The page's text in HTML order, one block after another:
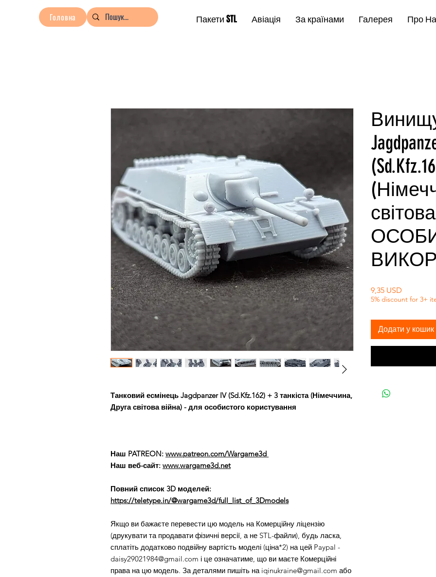
Головна Пакети STL Авіація За країнами Галерея Про
Танковий есмінець Jagdpanzer IV (Sd.Kfz.162) + 3 танкіста (Німеччина,
Друга світова війна) - для особистого користування
Наш PATREON: www.patreon.com/Wargame3d
Наш веб-сайт: www.wargame3d.net
Повний список 3D моделей:
https://teletype.in/@wargame3d/full_list_of_3Dmodels
Якщо ви бажаєте перевести цю модель на Комерційну ліцензію
(друкувати та продавати фізичні версії, а не STL-файли), будь ласка,
сплатіть додатково подвійну вартість моделі (ціна*2) на цей Paypal -
daisy29021984@gmail.com і це означатиме, що ви маєте Комерційні
права на цю модель. За деталями пишіть на iqinukraine@gmail.com або
9,35 USD
5% discount for 3+
Додати у кошик